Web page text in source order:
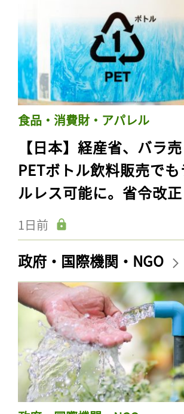
食品・消費財・アパレル
【日本】経産省、バラ
PETボトル飲料販売で
ルレス可能に。省令改正
1日前
政府・国際機関・NGO